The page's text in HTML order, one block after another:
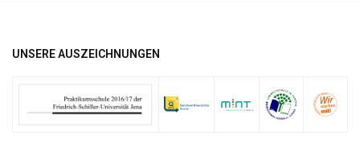
UNSERE AUSZEICHNUNGEN